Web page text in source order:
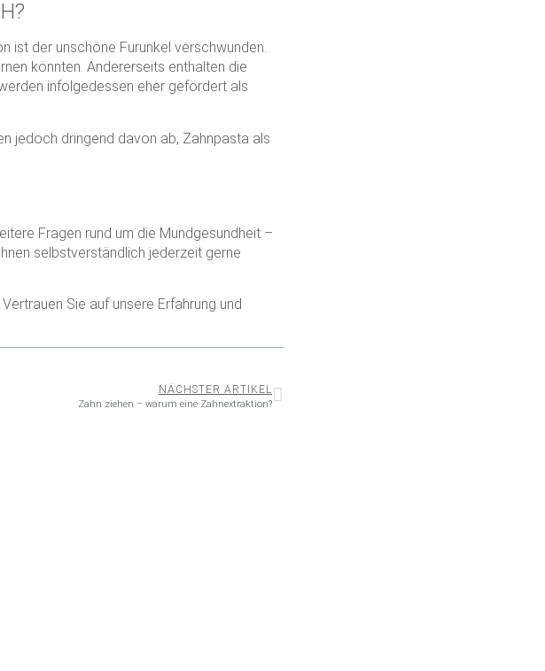
ist der unschöne Furunkel verschwunden.
könnten. Andererseits enthalten die
infolgedessen eher gefördert als
jedoch dringend davon ab, Zahnpasta als
Fragen rund um die Mundgesundheit –
selbstverständlich jederzeit gerne
Sie auf unsere Erfahrung und
NÄCHSTER ARTIKEL
Zahn ziehen – warum eine Zahnextraktion?